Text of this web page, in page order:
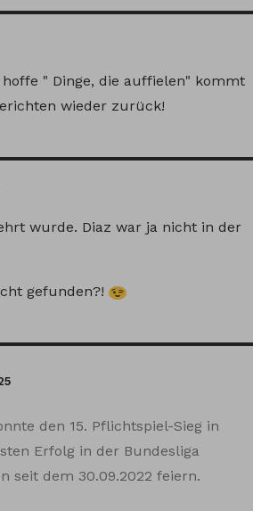
" Dinge, die auffielen" kommt
wieder zurück!
wurde. Diaz war ja nicht in der
gefunden?!
den 15. Pflichtspiel-Sieg in
Erfolg in der Bundesliga
seit dem 30.09.2022 feiern.